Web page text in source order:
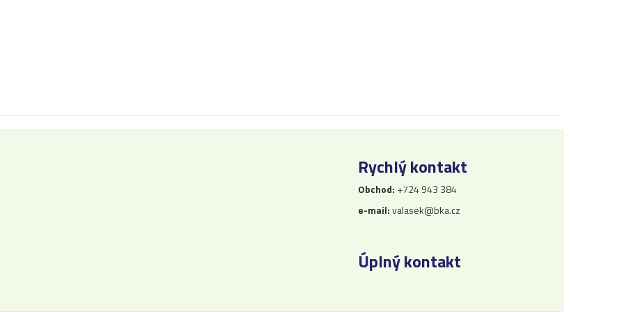
Rychlý kontakt
Obchod: +724 943 384
e-mail:valasek@bka.cz
Úplný kontakt